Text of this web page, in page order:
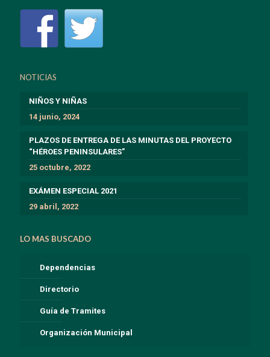
NOTICIAS
NIÑOS Y NIÑAS
14 junio, 2024
PLAZOS DE ENTREGA DE LAS MINUTAS DEL PROYECTO
“HÉROES PENINSULARES”
25 octubre, 2022
EXÁMEN ESPECIAL 2021
29 abril, 2022
LO MAS BUSCADO
Dependencias
Directorio
Guía de Tramites
Organización Municipal